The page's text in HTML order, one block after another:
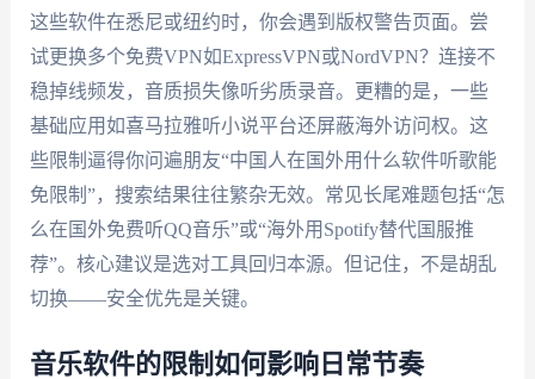
这些软件在悉尼或纽约时，你会遇到版权警告页面。尝
试更换多个免费VPN如ExpressVPN或NordVPN？连接不
稳掉线频发，音质损失像听劣质录音。更糟的是，一些
基础应用如喜马拉雅听小说平台还屏蔽海外访问权。这
些限制逼得你问遍朋友“中国人在国外用什么软件听歌能
免限制”，搜索结果往往繁杂无效。常见长尾难题包括“怎
么在国外免费听QQ音乐”或“海外用Spotify替代国服推
荐”。核心建议是选对工具回归本源。但记住，不是胡乱
切换——安全优先是关键。
音乐软件的限制如何影响日常节奏